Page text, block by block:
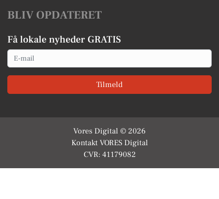
BLIV OPDATERET
Få lokale nyheder GRATIS
Email
Tilmeld
Vores Digital © 2026
Kontakt VORES Digital
CVR: 41179082